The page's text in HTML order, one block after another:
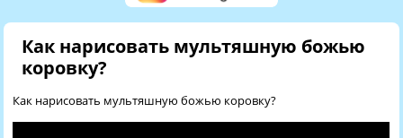
Как нарисовать мультяшную божью
коровку?
Как нарисовать мультяшную божью коровку?